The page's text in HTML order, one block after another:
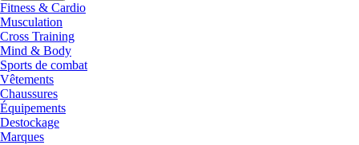
Fitness & Cardio
Musculation
Cross Training
Mind & Body
Sports de combat
Vêtements
Chaussures
Équipements
Destockage
Marques